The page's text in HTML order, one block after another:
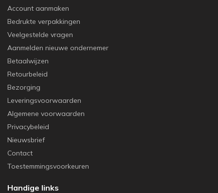
Account aanmaken
Bedrukte verpakkingen
Veelgestelde vragen
Aanmelden nieuwe ondernemer
Betaalwijzen
Retourbeleid
Bezorging
Leveringsvoorwaarden
Algemene voorwaarden
Privacybeleid
Nieuwsbrief
Contact
Toestemmingsvoorkeuren
Handige links